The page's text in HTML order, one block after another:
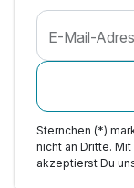
E-Mail-
Sternchen (*)
nicht an Dritte.
akzeptierst Du